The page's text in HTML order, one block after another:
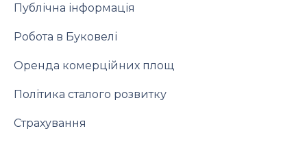
Публічна інформація
Робота в Буковелі
Оренда комерційних площ
Політика сталого розвитку
Страхування